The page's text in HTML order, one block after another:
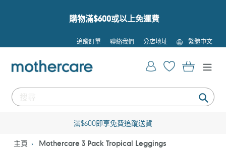
購物滿$600或以上免運費
追蹤訂單 聯絡我們 分店地址
語
言
繁體中文
提
登入 購物車
滿$600即享免費追蹤送貨
主頁 Mothercare 3 Pack Tropical Leggings